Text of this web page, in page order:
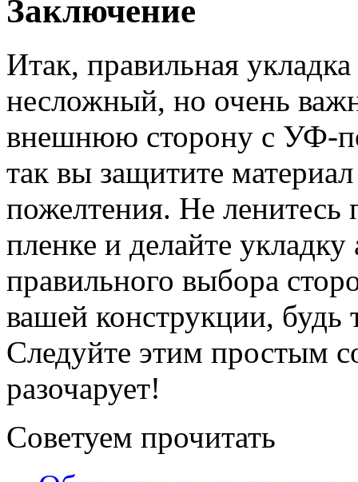
Заключение
Итак, правильная
несложный, но очень
внешнюю сторону с УФ-
так вы защитите
пожелтения. Не ленитесь
пленке и делайте
правильного выбора
вашей конструкции,
Следуйте этим простым
разочарует!
Советуем прочитать